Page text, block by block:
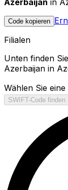
Code kopieren
Filialen
Unten finden
Azerbaijan in
Wählen Sie eine
SWIFT-Code finden